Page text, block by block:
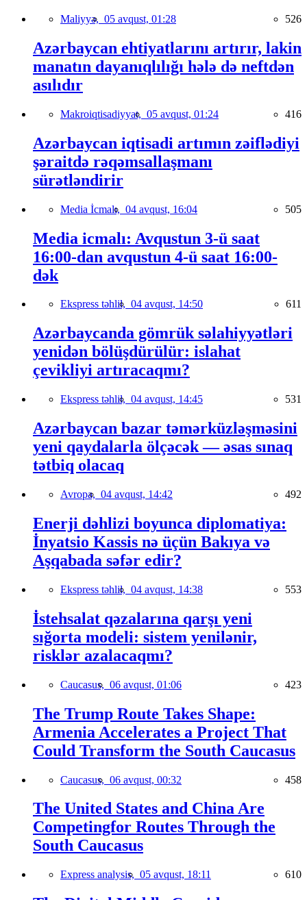
Maliyyə, 05 avqust, 01:28 526
Azərbaycan ehtiyatlarını artırır, lakin
manatın dayanıqlılığı hələ də neftdən
asılıdır
Makroiqtisadiyyat, 05 avqust, 01:24 416
Azərbaycan iqtisadi artımın zəiflədiyi
şəraitdə rəqəmsallaşmanı
sürətləndirir
Media İcmalı, 04 avqust, 16:04 505
Media icmalı: Avqustun 3-ü saat
16:00-dan avqustun 4-ü saat 16:00-
dək
Ekspress təhlil, 04 avqust, 14:50 611
Azərbaycanda gömrük səlahiyyətləri
yenidən bölüşdürülür: islahat
çevikliyi artıracaqmı?
Ekspress təhlil, 04 avqust, 14:45 531
Azərbaycan bazar təmərküzləşməsini
yeni qaydalarla ölçəcək — əsas sınaq
tətbiq olacaq
Avropa, 04 avqust, 14:42 492
Enerji dəhlizi boyunca diplomatiya:
İnyatsio Kassis nə üçün Bakıya və
Aşqabada səfər edir?
Ekspress təhlil, 04 avqust, 14:38 553
İstehsalat qəzalarına qarşı yeni
sığorta modeli: sistem yenilənir,
risklər azalacaqmı?
Caucasus, 06 avqust, 01:06 423
The Trump Route Takes Shape:
Armenia Accelerates a Project That
Could Transform the South Caucasus
Caucasus, 06 avqust, 00:32 458
The United States and China Are
Competingfor Routes Through the
South Caucasus
Express analysis, 05 avqust, 18:11 610